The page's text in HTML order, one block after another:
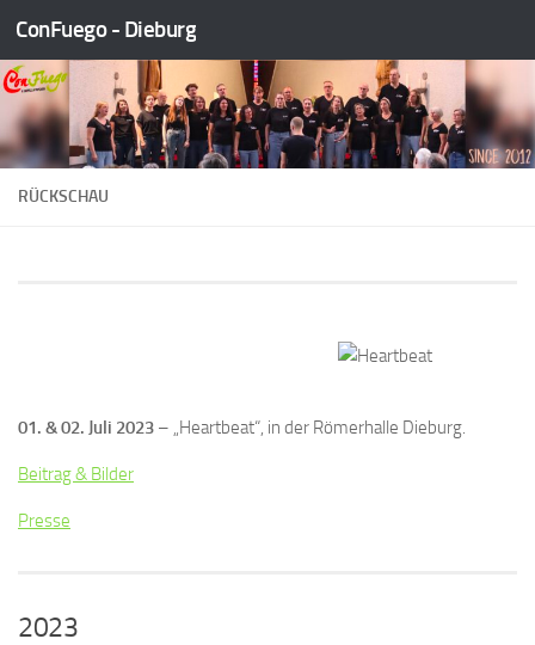
Zum Inhalt springen
ConFuego - Dieburg
RÜCKSCHAU
01. & 02. Juli 2023 – „Heartbeat“, in der Römerhalle Dieburg.
Beitrag & Bilder
Presse
2023